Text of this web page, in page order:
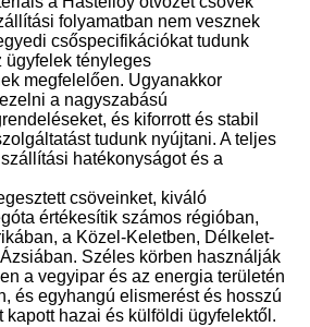
folyamatban nem vesznek
csőspecifikációkat tudunk
ügyfelek tényleges
megfelelően. Ugyanakkor
a nagyszabású
és kiforrott és stabil
tudunk nyújtani. A teljes
hatékonyságot és a
csöveinket, kiváló
értékesítik számos régióban,
a Közel-Keletben, Délkelet-
Széles körben használják
a vegyipar és az energia területén
és egyhangú elismerést és hosszú
kapott hazai és külföldi ügyfelektől.